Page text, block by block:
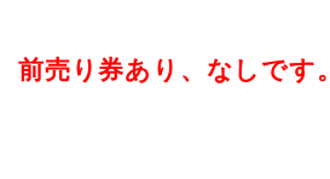
前売り券あり、なしです。